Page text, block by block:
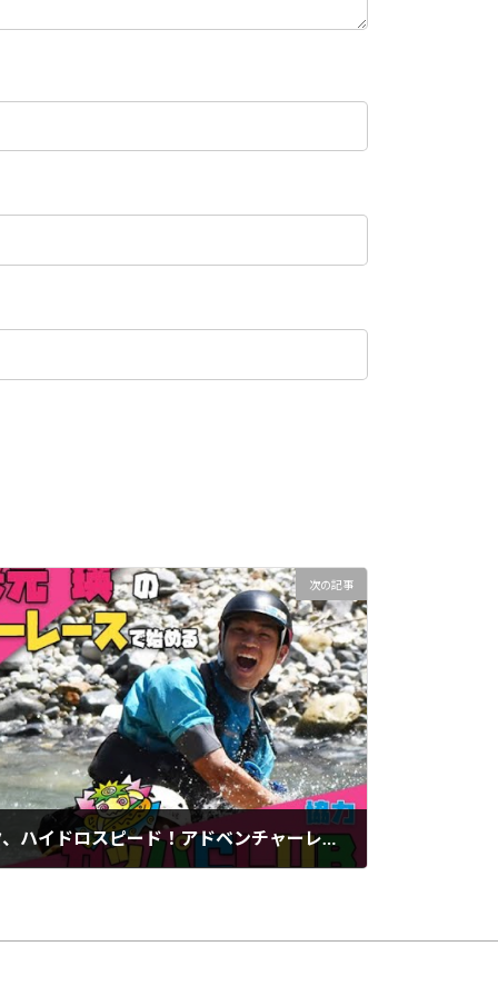
次の記事
【ビデオ】SUP、カヤック、ハイドロスピード！アドベンチャーレース&「いまアツい」水物競技を解説！【カッパCLUB & イーストウインド所属 米元 瑛 のウォーターアクティビティ講座 中編】